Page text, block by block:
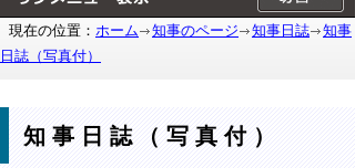
現在の位置： ホーム 知事のページ 知事日誌
知事
日誌（写真付）
知事日誌（写真付）